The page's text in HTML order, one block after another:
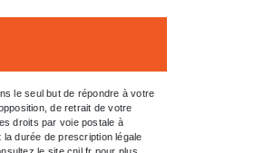
le seul but de répondre à votre
de retrait de votre
droits par voie postale à
durée de prescription légale